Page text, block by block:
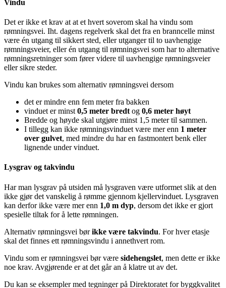
Vindu
Det er ikke et krav at at et hvert soverom skal ha vindu som
rømningsvei. Iht. dagens regelverk skal det fra en branncelle minst
være én utgang til sikkert sted, eller utganger til to uavhengige
rømningsveier, eller én utgang til rømningsvei som har to alternative
rømningsretninger som fører videre til uavhengige rømningsveier
eller sikre steder.
Vindu kan brukes som alternativ rømningsvei dersom
det er mindre enn fem meter fra bakken
vinduet er minst 0,5 meter bredt og 0,6 meter høyt
Bredde og høyde skal utgjøre minst 1,5 meter til sammen.
I tillegg kan ikke rømningsvinduet være mer enn 1 meter
over gulvet, med mindre du har en fastmontert benk eller
lignende under vinduet.
Lysgrav og takvindu
Har man lysgrav på utsiden må lysgraven være utformet slik at den
ikke gjør det vanskelig å rømme gjennom kjellervinduet. Lysgraven
kan derfor ikke være mer enn 1,0 m dyp, dersom det ikke er gjort
spesielle tiltak for å lette rømningen.
Alternativ rømningsvei børikke være takvindu. For hver etasje
skal det finnes ett rømningsvindu i annethvert rom.
Vindu som er rømningsvei bør være sidehengslet, men dette er ikke
noe krav. Avgjørende er at det går an å klatre ut av det.
Du kan se eksempler med tegninger på Direktoratet for byggkvalitet